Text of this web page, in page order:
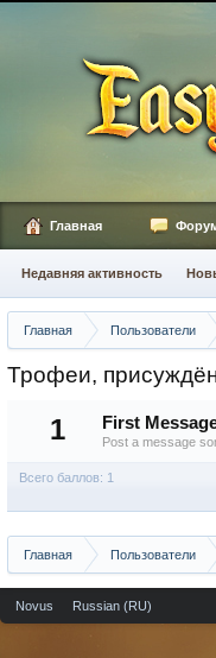
Главная Пользователи
Трофеи,
1 First
Post a message
Всего баллов: 1
Главная Пользователи
Главная
Недавняя активность
Novus Russian (RU)